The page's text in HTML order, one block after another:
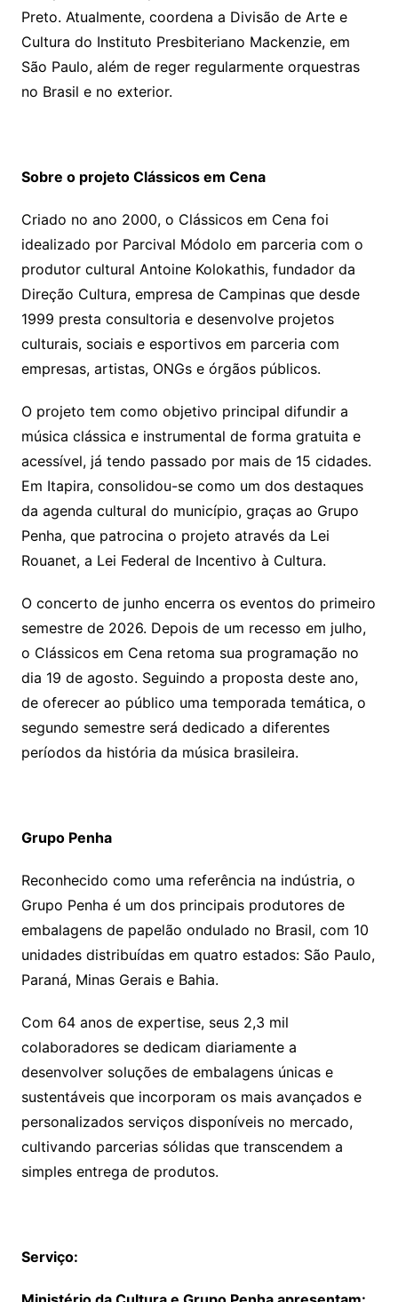
Preto. Atualmente, coordena a Divisão de Arte e
Cultura do Instituto Presbiteriano Mackenzie, em
São Paulo, além de reger regularmente orquestras
no Brasil e no exterior.
Sobre o projeto Clássicos em Cena
Criado no ano 2000, o Clássicos em Cena foi
idealizado por Parcival Módolo em parceria com o
produtor cultural Antoine Kolokathis, fundador da
Direção Cultura, empresa de Campinas que desde
1999 presta consultoria e desenvolve projetos
culturais, sociais e esportivos em parceria com
empresas, artistas, ONGs e órgãos públicos.
O projeto tem como objetivo principal difundir a
música clássica e instrumental de forma gratuita e
acessível, já tendo passado por mais de 15 cidades.
Em Itapira, consolidou-se como um dos destaques
da agenda cultural do município, graças ao Grupo
Penha, que patrocina o projeto através da Lei
Rouanet, a Lei Federal de Incentivo à Cultura.
O concerto de junho encerra os eventos do primeiro
semestre de 2026. Depois de um recesso em julho,
o Clássicos em Cena retoma sua programação no
dia 19 de agosto. Seguindo a proposta deste ano,
de oferecer ao público uma temporada temática, o
segundo semestre será dedicado a diferentes
períodos da história da música brasileira.
Grupo Penha
Reconhecido como uma referência na indústria, o
Grupo Penha é um dos principais produtores de
embalagens de papelão ondulado no Brasil, com 10
unidades distribuídas em quatro estados: São Paulo,
Paraná, Minas Gerais e Bahia.
Com 64 anos de expertise, seus 2,3 mil
colaboradores se dedicam diariamente a
desenvolver soluções de embalagens únicas e
sustentáveis que incorporam os mais avançados e
personalizados serviços disponíveis no mercado,
cultivando parcerias sólidas que transcendem a
simples entrega de produtos.
Serviço: